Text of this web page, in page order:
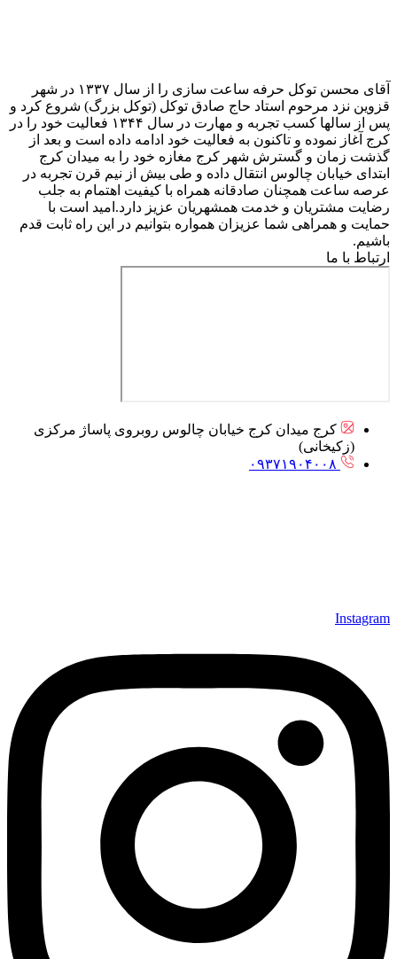
آقای محسن توکل حرفه ساعت سازی را از سال ۱۳۳۷ در شهر
قزوین نزد مرحوم استاد حاج صادق توکل (توکل بزرگ) شروع کرد و
پس از سالها کسب تجربه و مهارت در سال ۱۳۴۴ فعالیت خود را در
کرج آغاز نموده و تاکنون به فعالیت خود ادامه داده است و بعد از
گذشت زمان و گسترش شهر کرج مغازه خود را به میدان کرج
ابتدای خیابان چالوس انتقال داده و طی بیش از نیم قرن تجربه در
عرصه ساعت همچنان صادقانه همراه با کیفیت اهتمام به جلب
رضایت مشتریان و خدمت همشهریان عزیز دارد.امید است با
حمایت و همراهی شما عزیزان همواره بتوانیم در این راه ثابت قدم
باشیم.
ارتباط با ما
کرج میدان کرج خیابان چالوس روبروی پاساژ مرکزی
(زکیخانی)
۰۹۳۷۱۹۰۴۰۰۸
Instagram